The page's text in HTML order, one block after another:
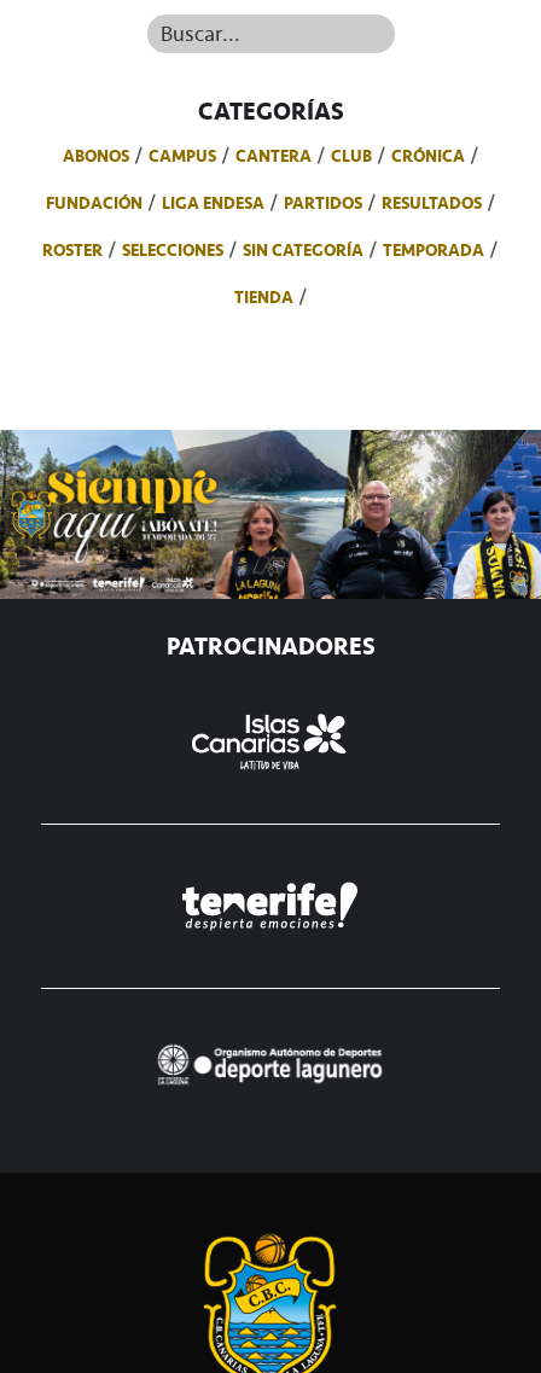
Buscar...
CATEGORÍAS
ABONOS CAMPUS CANTERA CLUB
CRÓNICA
FUNDACIÓN
LIGA ENDESA PARTIDOS
RESULTADOS
ROSTER
SELECCIONES SIN CATEGORÍA
TEMPORADA
TIENDA
PATROCINADORES